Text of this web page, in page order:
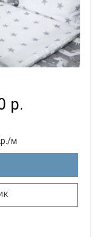
ЕДИНОРОЖКИ -
р.
м